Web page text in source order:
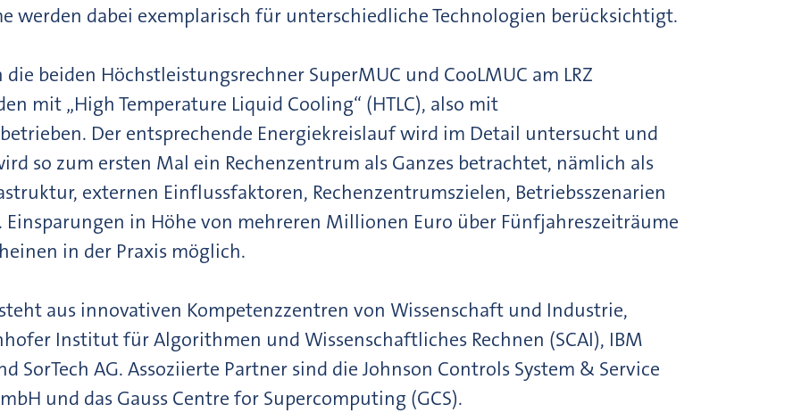
werden dabei exemplarisch für unterschiedliche Technologien berücksichtigt.
beiden Höchstleistungsrechner SuperMUC und CooLMUC am LRZ
mit „High Temperature Liquid Cooling“ (HTLC), also mit
Der entsprechende Energiekreislauf wird im Detail untersucht und
so zum ersten Mal ein Rechenzentrum als Ganzes betrachtet, nämlich als
externen Einflussfaktoren, Rechenzentrumszielen, Betriebsszenarien
Einsparungen in Höhe von mehreren Millionen Euro über Fünfjahreszeiträume
in der Praxis möglich.
aus innovativen Kompetenzzentren von Wissenschaft und Industrie,
Institut für Algorithmen und Wissenschaftliches Rechnen (SCAI), IBM
SorTech AG. Assoziierte Partner sind die Johnson Controls System & Service
und das Gauss Centre for Supercomputing (GCS).